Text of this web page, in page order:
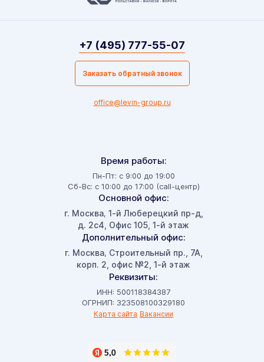
Время работы:
Пн-Пт: с 9:00 до 19:00
Сб-Вс: с 10:00 до 17:00 (call-центр)
Основной офис:
г. Москва, 1-й Люберецкий пр-д,
д. 2с4, Офис 105, 1-й этаж
Дополнительный офис:
г. Москва, Строительный пр., 7А,
корп. 2, офис №2, 1-й этаж
Реквизиты:
ИНН: 500118384387
ОГРНИП: 323508100329180
Карта сайта Вакансии
+7 (495) 777-55-07
Заказать обратный звонок
office@levin-group.ru